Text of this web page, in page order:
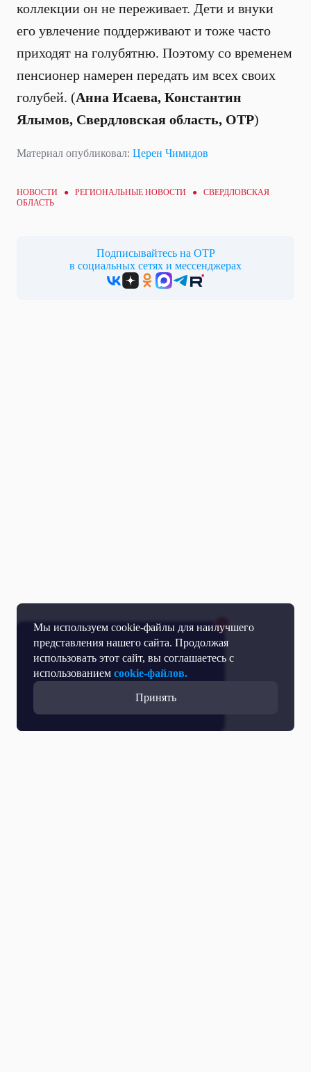
Мы используем cookie-файлы для наилучшего
представления нашего сайта. Продолжая
использовать этот сайт, вы соглашаетесь с
использованием cookie-файлов.
Принять
коллекции он не переживает. Дети и внуки
его увлечение поддерживают и тоже часто
приходят на голубятню. Поэтому со временем
пенсионер намерен передать им всех своих
голубей. (Анна Исаева, Константин
Ялымов, Свердловская область, ОТР)
Материал опубликовал: Церен Чимидов
НОВОСТИ ● РЕГИОНАЛЬНЫЕ НОВОСТИ ● СВЕРДЛОВСКАЯ
ОБЛАСТЬ
Подписывайтесь на ОТР
в социальных сетях и мессенджерах